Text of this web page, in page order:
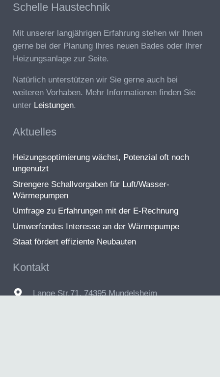
Schelle Haustechnik
Mit unserer langjährigen Erfahrung stehen wir Ihnen
gerne bei der Planung Ihres neuen Bades oder Ihrer
Heizungsanlage zur Seite.
Natürlich unterstützen wir Sie gerne auch bei
weiteren Vorhaben. Mehr Informationen finden Sie
unter Leistungen.
Aktuelles
Heizungsoptimierung wächst, Potenzial oft noch
ungenutzt
Strengere Schallvorgaben für Luft/Wasser-
Wärmepumpen
Umfrage zu Erfahrungen mit der E-Rechnung
Umwerfendes Interesse an der Wärmepumpe
Staat fördert effiziente Neubauten
Kontakt
Lange Str.71, 74395 Mundelsheim